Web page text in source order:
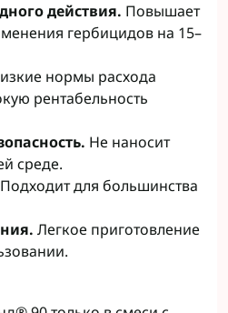
действия. Повышает
гербицидов на 15–
нормы расхода
рентабельность
Не наносит
среде.
Подходит для большинства
Легкое приготовление